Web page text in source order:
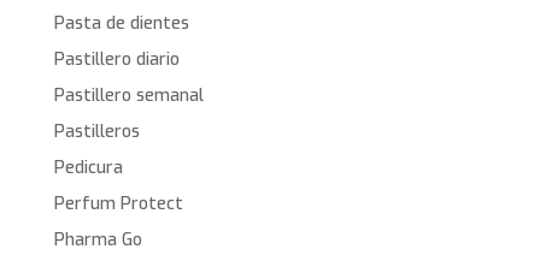
Pasta de dientes
Pastillero diario
Pastillero semanal
Pastilleros
Pedicura
Perfum Protect
Pharma Go